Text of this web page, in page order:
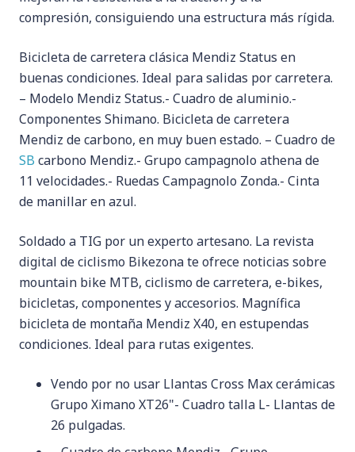
compresión, consiguiendo una estructura más rígida.
Bicicleta de carretera clásica Mendiz Status en
buenas condiciones. Ideal para salidas por carretera.
– Modelo Mendiz Status.- Cuadro de aluminio.-
Componentes Shimano. Bicicleta de carretera
Mendiz de carbono, en muy buen estado. – Cuadro de
SB carbono Mendiz.- Grupo campagnolo athena de
11 velocidades.- Ruedas Campagnolo Zonda.- Cinta
de manillar en azul.
Soldado a TIG por un experto artesano. La revista
digital de ciclismo Bikezona te ofrece noticias sobre
mountain bike MTB, ciclismo de carretera, e-bikes,
bicicletas, componentes y accesorios. Magnífica
bicicleta de montaña Mendiz X40, en estupendas
condiciones. Ideal para rutas exigentes.
Vendo por no usar Llantas Cross Max cerámicas
Grupo Ximano XT26"- Cuadro talla L- Llantas de
26 pulgadas.